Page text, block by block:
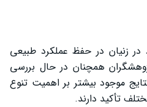
در زنیان در حفظ عملکرد طبیعی
همچنان در حال بررسی
موجود بیشتر بر اهمیت تنوع
تأکید دارند.